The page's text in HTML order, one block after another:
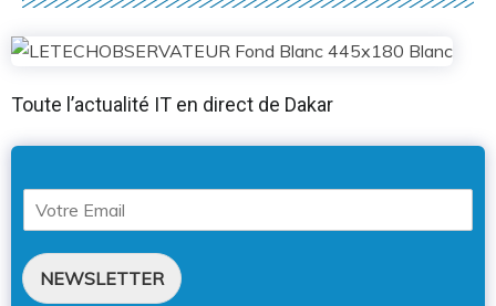
Toute l’actualité IT en direct de Dakar
NEWSLETTER